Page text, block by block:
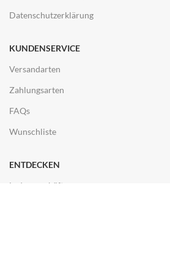
Datenschutzerklärung
KUNDENSERVICE
Versandarten
Zahlungsarten
FAQs
Wunschliste
ENTDECKEN
Ladengeschäft